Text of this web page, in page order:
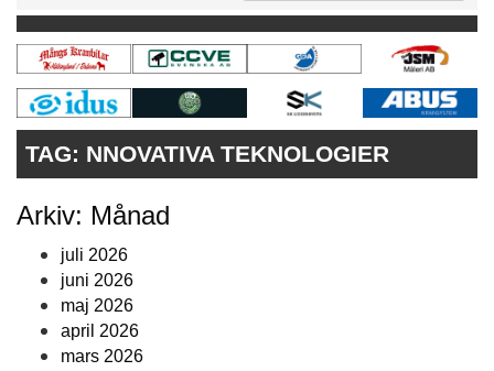
KONTAKT
VÅRA ANDRA MAGASIN
PRENUMERERA
ANNONSERA
TAG: NNOVATIVA TEKNOLOGIER
Arkiv: Månad
juli 2026
juni 2026
maj 2026
april 2026
mars 2026